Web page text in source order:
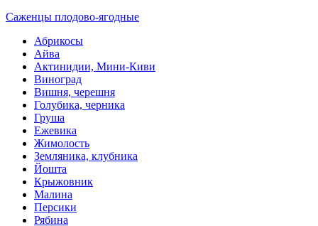
Саженцы плодово-ягодные
Абрикосы
Айва
Актинидии, Мини-Киви
Виноград
Вишня, черешня
Голубика, черника
Груша
Ежевика
Жимолость
Земляника, клубника
Йошта
Крыжовник
Малина
Персики
Рябина